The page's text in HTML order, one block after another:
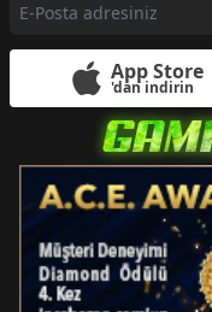
App Store
'dan indirin